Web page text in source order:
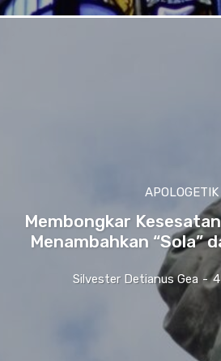
APOLOGETIK
Membongkar
Menambahkan “Sola”
Silvester Detianus Gea -